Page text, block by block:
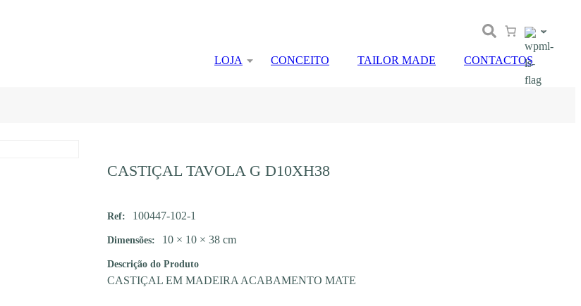
LOJA CONCEITO TAILOR MADE CONTACTOS
CASTIÇAL TAVOLA G D10XH38
Ref: 100447-102-1
Dimensões: 10 × 10 × 38 cm
Descrição do Produto
CASTIÇAL EM MADEIRA ACABAMENTO MATE